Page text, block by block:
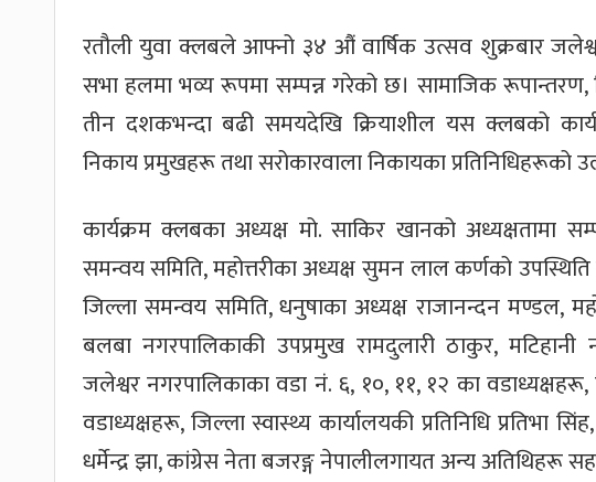
रतौली युवा क्लबले आफ्नो ३४ औं वार्षिक उत्सव शुक्रबार
सभा हलमा भव्य रूपमा सम्पन्न गरेको छ। सामाजिक रूपान्तरण,
तीन दशकभन्दा बढी समयदेखि क्रियाशील यस क्लबको
निकाय प्रमुखहरू तथा सरोकारवाला निकायका प्रतिनिधिहरूको
कार्यक्रम क्लबका अध्यक्ष मो. साकिर खानको अध्यक्षतामा
समन्वय समिति, महोत्तरीका अध्यक्ष सुमन लाल कर्णको उपस्थिति
जिल्ला समन्वय समिति, धनुषाका अध्यक्ष राजानन्दन मण्डल,
बलबा नगरपालिकाकी उपप्रमुख रामदुलारी ठाकुर, मटिहानी
जलेश्वर नगरपालिकाका वडा नं. ६, १०, ११, १२ का
वडाध्यक्षहरू, जिल्ला स्वास्थ्य कार्यालयकी प्रतिनिधि
धर्मेन्द्र झा, कांग्रेस नेता बजरङ्ग नेपालीलगायत अन्य अतिथिहरू